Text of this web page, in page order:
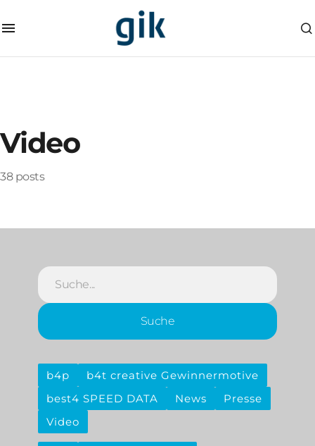
Video
38 posts
Suche
b4p
b4t creative Gewinnermotive
best4 SPEED DATA
News
Presse
Video